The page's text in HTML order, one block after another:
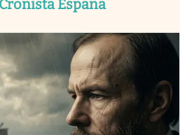
España